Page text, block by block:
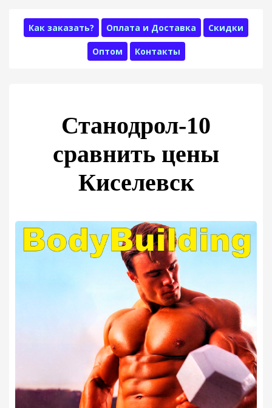
Как заказать? Оплата и Доставка Скидки
Оптом Контакты
Станодрол-10
сравнить цены
Киселевск